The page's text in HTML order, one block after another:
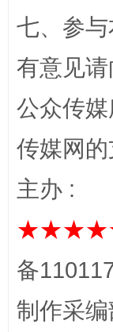
“蜀中异
完善运行
七、参
有意见
公众传
传媒网
主办 :
备
制作采